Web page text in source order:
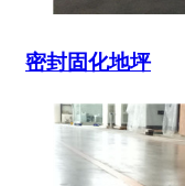
密封固化地坪